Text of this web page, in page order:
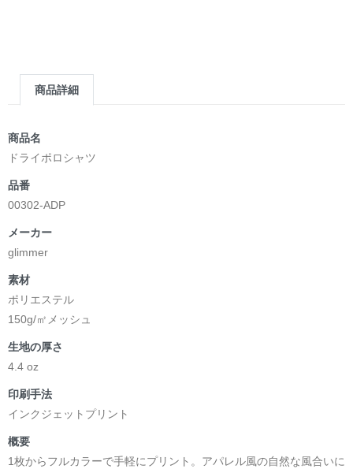
商品詳細
商品名
ドライポロシャツ
品番
00302-ADP
メーカー
glimmer
素材
ポリエステル
150g/㎡メッシュ
生地の厚さ
4.4 oz
印刷手法
インクジェットプリント
概要
1枚からフルカラーで手軽にプリント。アパレル風の自然な風合いに